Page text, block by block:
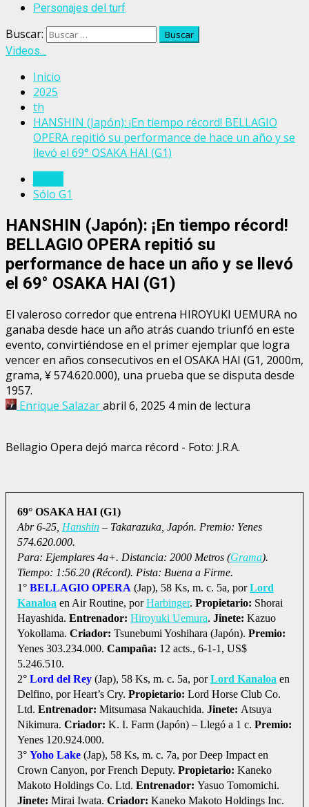
Personajes del turf
Buscar:
Videos...
Inicio
2025
th
HANSHIN (Japón): ¡En tiempo récord! BELLAGIO
OPERA repitió su performance de hace un año y se
llevó el 69° OSAKA HAI (G1)
Sólo G1
HANSHIN (Japón): ¡En tiempo récord!
BELLAGIO OPERA repitió su
performance de hace un año y se llevó
el 69° OSAKA HAI (G1)
El valeroso corredor que entrena HIROYUKI UEMURA no
ganaba desde hace un año atrás cuando triunfó en este
evento, convirtiéndose en el primer ejemplar que logra
vencer en años consecutivos en el OSAKA HAI (G1, 2000m,
grama, ¥ 574.620.000), una prueba que se disputa desde
1957.
Enrique Salazarabril 6, 2025 4 min de lectura
Bellagio Opera dejó marca récord - Foto: J.R.A.
69° OSAKA HAI (G1)
Abr 6-25, Hanshin – Takarazuka, Japón. Premio: Yenes
574.620.000.
Para: Ejemplares 4a+. Distancia: 2000 Metros (Grama).
Tiempo: 1:56.20 (Récord). Pista: Buena a Firme.
1° BELLAGIO OPERA (Jap), 58 Ks, m. c. 5a, porLord
Kanaloa en Air Routine, porHarbinger. Propietario: Shorai
Hayashida. Entrenador: Hiroyuki Uemura. Jinete: Kazuo
Yokollama. Criador: Tsunebumi Yoshihara (Japón). Premio:
Yenes 303.234.000. Campaña: 12 acts., 6-1-1, US$
5.246.510.
2° Lord del Rey (Jap), 58 Ks, m. c. 5a, porLord Kanaloa en
Delfino, por Heart’s Cry. Propietario: Lord Horse Club Co.
Ltd. Entrenador: Mitsumasa Nakauchida. Jinete: Atsuya
Nikimura. Criador: K. I. Farm (Japón) – Llegó a 1 c. Premio:
Yenes 120.924.000.
3° Yoho Lake (Jap), 58 Ks, m. c. 7a, por Deep Impact en
Crown Canyon, por French Deputy. Propietario: Kaneko
Makoto Holdings Co. Ltd. Entrenador: Yasuo Tomomichi.
Jinete: Mirai Iwata. Criador: Kaneko Makoto Holdings Inc.